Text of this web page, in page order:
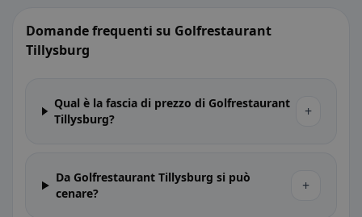
Domande frequenti su Golfrestaurant
Tillysburg
Qual è la fascia di prezzo di Golfrestaurant
Tillysburg?
+
Da Golfrestaurant Tillysburg si può
cenare?
+